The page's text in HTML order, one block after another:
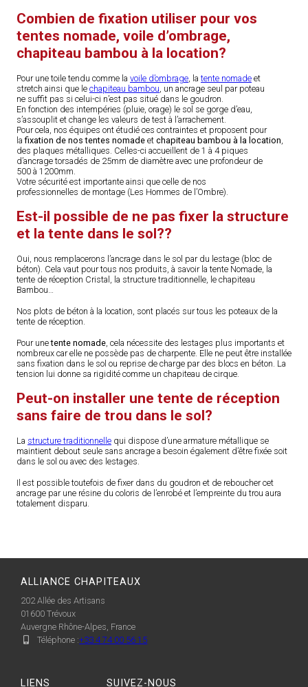
Combien de fixation utiliser pour vos
tentes nomade, voile d’ombrage,
chapiteau bambou à la location?
Pour une toile tendu comme la voile d’ombrage , la tente nomade et
stretch ainsi que le chapiteau bambou , un ancrage seul par poteau
ne suffit pas si celui-ci n’est pas situé dans le goudron.
En fonction des intempéries (pluie, orage) le sol se gorge d’eau,
s’assouplit et change les valeurs de test à l’arrachement.
Pour cela, nos équipes ont étudié ces contraintes et proposent pour
lafixation de nos tentes nomade et chapiteau bambou à la location
des plaques métalliques. Celles-ci accueillent de 1 à 4 piques
d’ancrage torsadés de 25mm de diamètre avec une profondeur de
500 à 1200mm.
Votre sécurité est importante ainsi que celle de nos
professionnelles de montage (Les Hommes de l’Ombre).
Est-il possible de ne pas fixer la structure
et la tente dans le sol??
Oui, nous remplacerons l’ancrage dans le sol par du lestage (bloc de
béton). Cela vaut pour tous nos produits, à savoir la tente Nomade, la
tente de réception Cristal, la structure traditionnelle, le chapiteau
Bambou…
Nos plots de béton à la location, sont placés sur tous les poteaux de la
tente de réception.
Pour unetente nomade , cela nécessite des lestages plus importants et
nombreux car elle ne possède pas de charpente. Elle ne peut être installée
sans fixation dans le sol ou reprise de charge par des blocs en béton. La
tension lui donne sa rigidité comme un chapiteau de cirque.
Peut-on installer une tente de réception
sans faire de trou dans le sol?
La structure traditionnelle qui dispose d’une armature métallique se
maintient debout seule sans ancrage a besoin également d’être fixée soit
dans le sol ou avec des lestages.
Il est possible toutefois de fixer dans du goudron et de reboucher cet
ancrage par une résine du coloris de l’enrobé et l’empreinte du trou aura
totalement disparu.
ALLIANCE CHAPITEAUX
202 Allée des Artisans
01600 Trévoux
Auvergne Rhône-Alpes, France
Téléphone :+33 4 74 00 56 15
LIENS SUIVEZ-NOUS